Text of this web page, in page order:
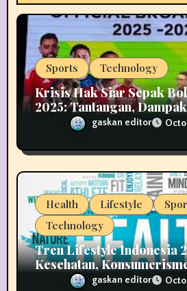
o
Sports Technology
Krisis Hak Siar Sepak
2025: Tantangan,
Industri Mediagaskan editor
Health Lifestyle
Technology
Tren Lifestyle Indonesia
Kesehatan,
Generasi Mudagaskan editor